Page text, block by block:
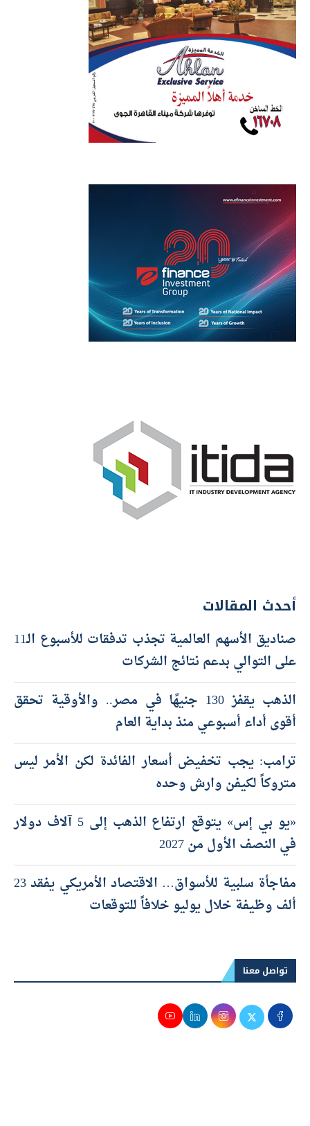
أحدث المقالات
صناديق الأسهم العالمية تجذب تدفقات للأسبوع الـ11
على التوالي بدعم نتائج الشركات
الذهب يقفز 130 جنيهًا في مصر.. والأوقية تحقق
أقوى أداء أسبوعي منذ بداية العام
ترامب: يجب تخفيض أسعار الفائدة لكن الأمر ليس
متروكاً لكيفن وارش وحده
«يو بي إس» يتوقع ارتفاع الذهب إلى 5 آلاف دولار
في النصف الأول من 2027
مفاجأة سلبية للأسواق… الاقتصاد الأمريكي يفقد 23
ألف وظيفة خلال يوليو خلافاً للتوقعات
تواصل معنا